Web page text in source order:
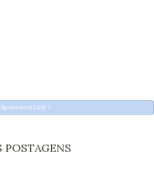
Sponsored Link 1